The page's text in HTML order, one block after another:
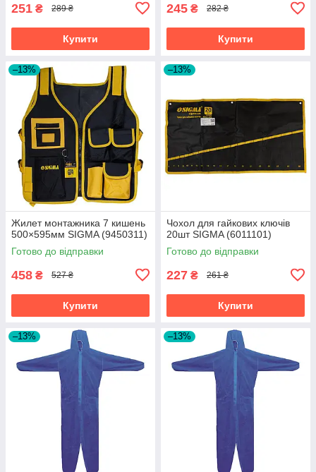
251 ₴ 289 ₴
Купити
245 ₴ 282 ₴
Купити
–13%
Жилет монтажника 7 кишень
500×595мм SIGMA (9450311)
Готово до відправки
458 ₴ 527 ₴
Купити
–13%
Чохол для гайкових ключів
20шт SIGMA (6011101)
Готово до відправки
227 ₴ 261 ₴
Купити
–13% –13%